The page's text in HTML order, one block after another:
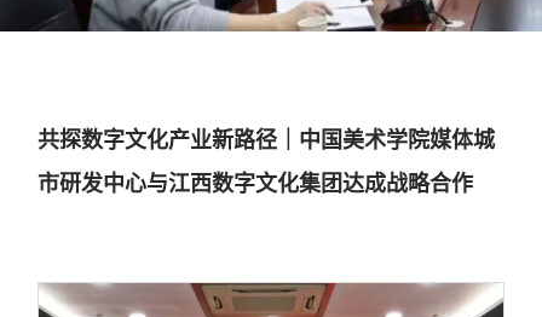
共探数字文化产业新路径｜中国美术学院媒体城
市研发中心与江西数字文化集团达成战略合作